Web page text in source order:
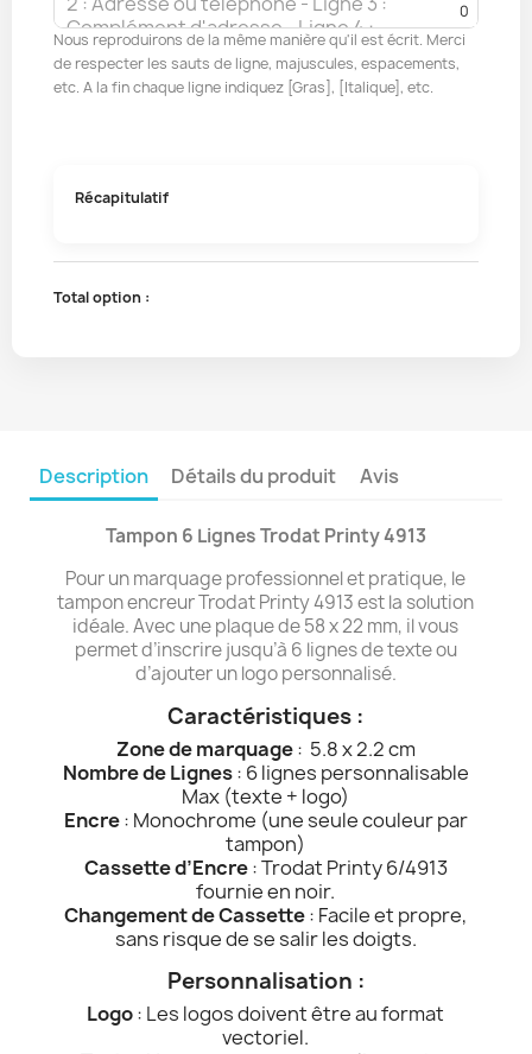
0
Nous reproduirons de la même manière qu'il est écrit. Merci
de respecter les sauts de ligne, majuscules, espacements,
etc. A la fin chaque ligne indiquez [Gras], [Italique], etc.
Récapitulatif
Total option :
Description Détails du produit Avis
Tampon 6 Lignes Trodat Printy 4913
Pour un marquage professionnel et pratique, le
tampon encreur Trodat Printy 4913 est la solution
idéale. Avec une plaque de 58 x 22 mm, il vous
permet d’inscrire jusqu’à 6 lignes de texte ou
d’ajouter un logo personnalisé.
Caractéristiques :
Zone de marquage: 5.8 x 2.2 cm
Nombre de Lignes: 6 lignes personnalisable
Max (texte + logo)
Encre: Monochrome (une seule couleur par
tampon)
Cassette d’Encre: Trodat Printy 6/4913
fournie en noir.
Changement de Cassette: Facile et propre,
sans risque de se salir les doigts.
Personnalisation :
Logo: Les logos doivent être au format
vectoriel.